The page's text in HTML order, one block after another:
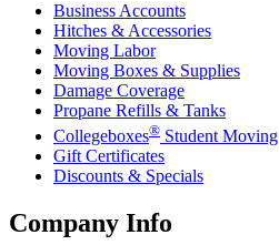
Business Accounts
Hitches & Accessories
Moving Labor
Moving Boxes & Supplies
Damage Coverage
Propane Refills & Tanks
Collegeboxes® Student Moving
Gift Certificates
Discounts & Specials
Company Info